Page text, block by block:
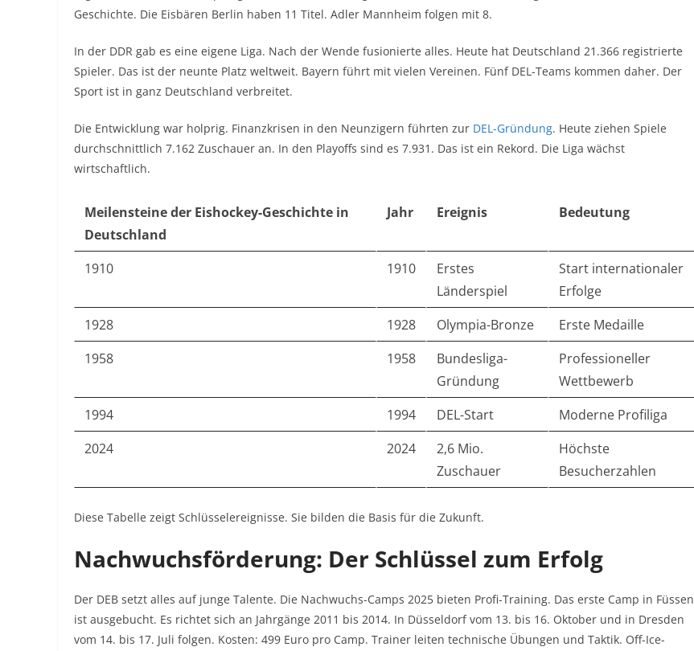
Geschichte. Die Eisbären Berlin haben 11 Titel. Adler Mannheim folgen mit 8.
In der DDR gab es eine eigene Liga. Nach der Wende fusionierte alles. Heute hat Deutschland 21.366 registrierte
Spieler. Das ist der neunte Platz weltweit. Bayern führt mit vielen Vereinen. Fünf DEL-Teams kommen daher. Der
Sport ist in ganz Deutschland verbreitet.
Die Entwicklung war holprig. Finanzkrisen in den Neunzigern führten zur DEL-Gründung. Heute ziehen Spiele
durchschnittlich 7.162 Zuschauer an. In den Playoffs sind es 7.931. Das ist ein Rekord. Die Liga wächst
wirtschaftlich.
Meilensteine der Eishockey-Geschichte in
Deutschland
Jahr Ereignis Bedeutung
1910 1910
Erstes
Länderspiel
Start internationaler
Erfolge
1928
1928 Olympia-Bronze
Erste Medaille
1958
1958
Bundesliga-
Gründung
Professioneller
Wettbewerb
1994
1994 DEL-Start
Moderne Profiliga
2024
2024
2,6 Mio.
Zuschauer
Höchste
Besucherzahlen
Diese Tabelle zeigt Schlüsselereignisse. Sie bilden die Basis für die Zukunft.
Nachwuchsförderung: Der Schlüssel zum Erfolg
Der DEB setzt alles auf junge Talente. Die Nachwuchs-Camps 2025 bieten Profi-Training. Das erste Camp in Füssen
ist ausgebucht. Es richtet sich an Jahrgänge 2011 bis 2014. In Düsseldorf vom 13. bis 16. Oktober und in Dresden
vom 14. bis 17. Juli folgen. Kosten: 499 Euro pro Camp. Trainer leiten technische Übungen und Taktik. Off-Ice-